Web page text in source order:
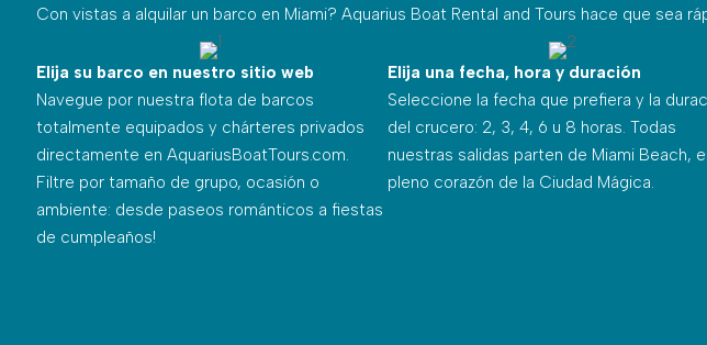
Con vistas a alquilar un barco en Miami? Aquarius Boat Rental and Tours hace que sea
Elija su barco en nuestro sitio web
Navegue por nuestra flota de barcos
totalmente equipados y chárteres privados
directamente en AquariusBoatTours.com.
Filtre por tamaño de grupo, ocasión o
ambiente: desde paseos románticos a fiestas
de cumpleaños!
Elija una fecha, hora y duración
Seleccione la fecha que prefiera y la
del crucero: 2, 3, 4, 6 u 8 horas. Todas
nuestras salidas parten de Miami Beach,
pleno corazón de la Ciudad Mágica.